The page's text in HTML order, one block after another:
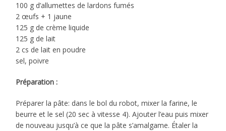
100 g d’allumettes de lardons fumés
2 œufs + 1 jaune
125 g de crème liquide
125 g de lait
2 cs de lait en poudre
sel, poivre
Préparation :
Préparer la pâte: dans le bol du robot, mixer la farine, le
beurre et le sel (20 sec à vitesse 4). Ajouter l’eau puis mixer
de nouveau jusqu’à ce que la pâte s’amalgame. Étaler la